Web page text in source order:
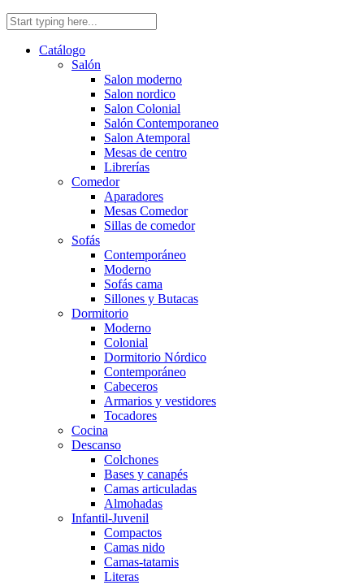
Catálogo
Salón
Salon moderno
Salon nordico
Salon Colonial
Salón Contemporaneo
Salon Atemporal
Mesas de centro
Librerías
Comedor
Aparadores
Mesas Comedor
Sillas de comedor
Sofás
Contemporáneo
Moderno
Sofás cama
Sillones y Butacas
Dormitorio
Moderno
Colonial
Dormitorio Nórdico
Contemporáneo
Cabeceros
Armarios y vestidores
Tocadores
Cocina
Descanso
Colchones
Bases y canapés
Camas articuladas
Almohadas
Infantil-Juvenil
Compactos
Camas nido
Camas-tatamis
Literas